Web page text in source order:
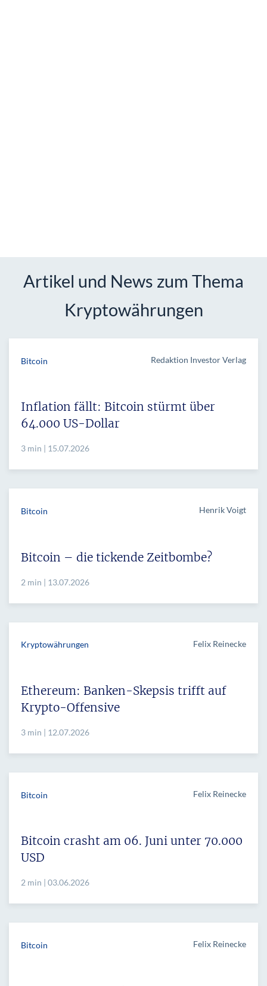
Artikel und News zum Thema
Kryptowährungen
Bitcoin Redaktion Investor Verlag
Inflation fällt: Bitcoin stürmt über
64.000 US-Dollar
3 min | 15.07.2026
Bitcoin Henrik Voigt
Bitcoin – die tickende Zeitbombe?
2 min | 13.07.2026
Kryptowährungen Felix Reinecke
Ethereum: Banken-Skepsis trifft auf
Krypto-Offensive
3 min | 12.07.2026
Bitcoin Felix Reinecke
Bitcoin crasht am 06. Juni unter 70.000
USD
2 min | 03.06.2026
Bitcoin Felix Reinecke